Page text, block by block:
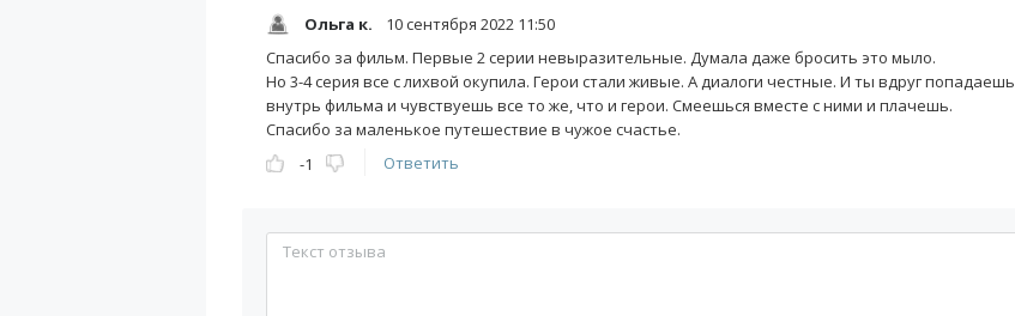
Ольга к.
10 сентября 2022 11:50
Спасибо за фильм. Первые 2 серии невыразительные. Думала даже бросить это мыло.
Но 3-4 серия все с лихвой окупила. Герои стали живые. А диалоги честные. И ты вдруг попадаешь
внутрь фильма и чувствуешь все то же, что и герои. Смеешься вместе с ними и плачешь.
Спасибо за маленькое путешествие в чужое счастье.
-1
Ответить